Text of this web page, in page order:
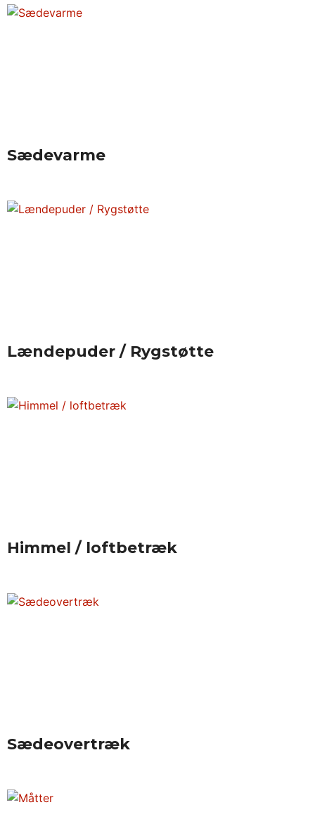
Sædevarme
Lændepuder / Rygstøtte
Himmel / loftbetræk
Sædeovertræk